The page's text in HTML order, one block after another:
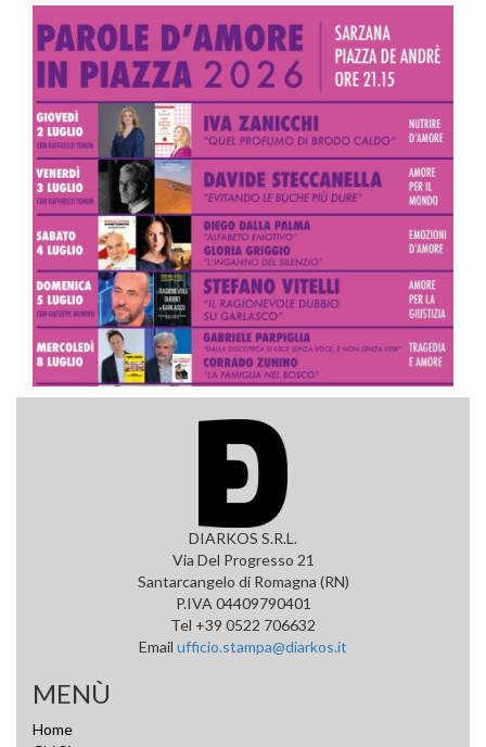
DIARKOS S.R.L.
Via Del Progresso 21
Santarcangelo di Romagna (RN)
P.IVA 04409790401
Tel +39 0522 706632
Email ufficio.stampa@diarkos.it
MENÙ
Home